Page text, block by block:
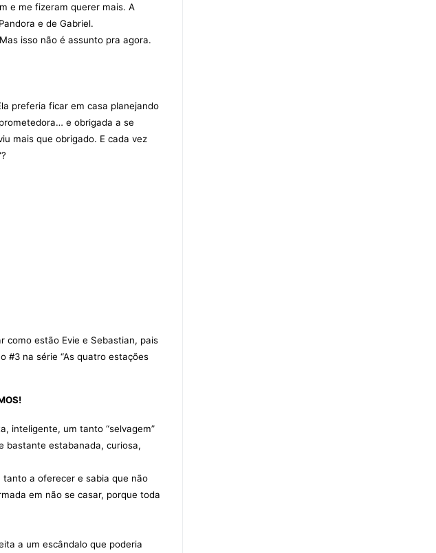
e me fizeram querer mais. A
e de Gabriel.
isso não é assunto pra agora.
preferia ficar em casa planejando
e obrigada a se
mais que obrigado. E cada vez
como estão Evie e Sebastian, pais
#3 na série “As quatro estações
inteligente, um tanto “selvagem”
bastante estabanada, curiosa,
a oferecer e sabia que não
em não se casar, porque toda
a um escândalo que poderia